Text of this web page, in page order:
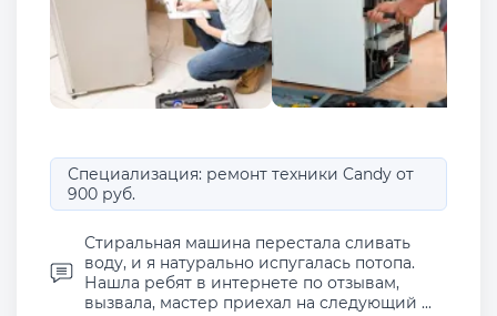
Специализация: ремонт техники Candy от
900 руб.
Стиральная машина перестала сливать
воду, и я натурально испугалась потопа.
Нашла ребят в интернете по отзывам,
вызвала, мастер приехал на следующий ...